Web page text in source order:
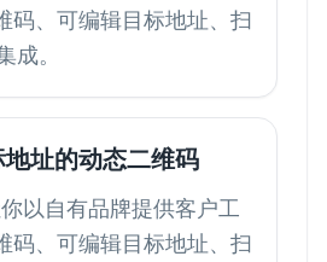
码、可编辑目标地址、扫
。
址的动态二维码
以自有品牌提供客户工
码、可编辑目标地址、扫